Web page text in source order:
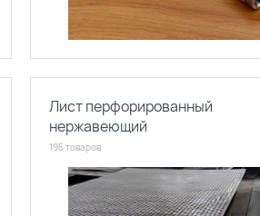
Лист перфорированный
нержавеющий
195 товаров